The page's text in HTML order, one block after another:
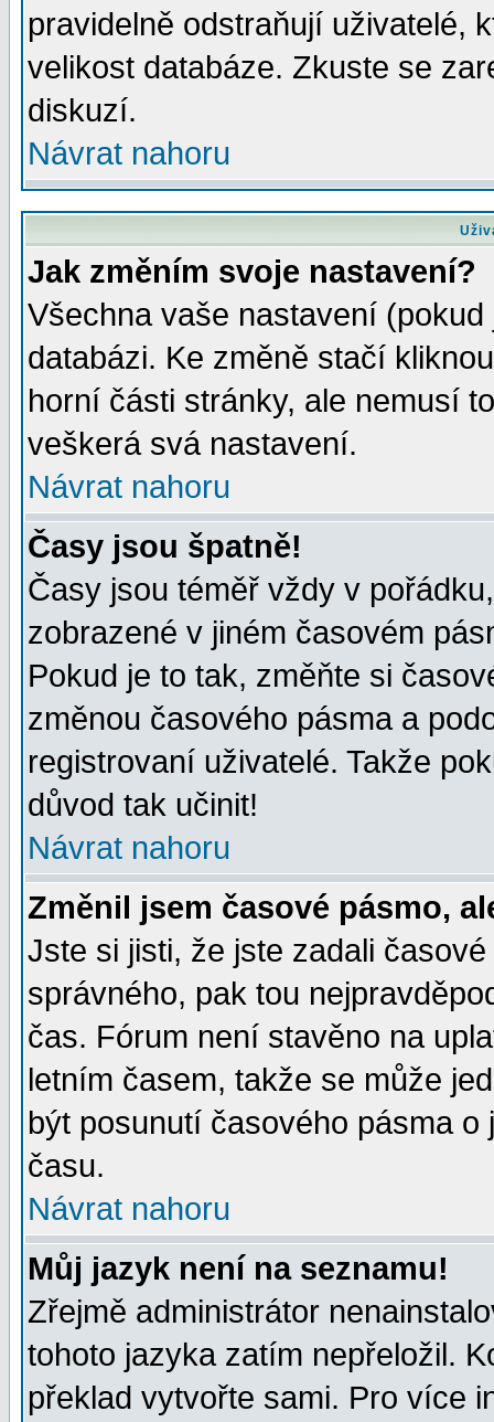
pravidelně odstraňují uživatelé,
velikost databáze. Zkuste se
diskuzí.
Návrat nahoru
Jak změním svoje nastavení?
Všechna vaše nastavení
databázi. Ke změně stačí
horní části stránky, ale nemusí
veškerá svá nastavení.
Návrat nahoru
Časy jsou špatně!
Časy jsou téměř vždy v
zobrazené v jiném časovém
Pokud je to tak, změňte si
změnou časového pásma a
registrovaní uživatelé. Takže
důvod tak učinit!
Návrat nahoru
Změnil jsem časové pásmo,
Jste si jisti, že jste zadali
správného, pak tou
čas. Fórum není stavěno na
letním časem, takže se může
být posunutí časového pásma
času.
Návrat nahoru
Můj jazyk není na seznamu!
Zřejmě administrátor
tohoto jazyka zatím nepřeložil.
překlad vytvořte sami. Pro více